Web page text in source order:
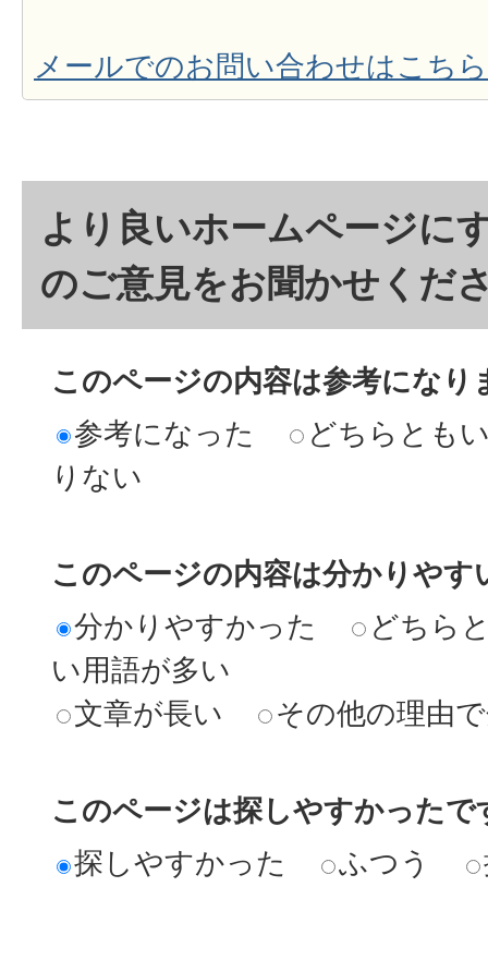
メールでのお問い合わせはこちら
より良いホームページに
のご意見をお聞かせくだ
このページの内容は参考になり
参考になった
どちらとも
りない
このページの内容は分かりやす
分かりやすかった
どちら
い用語が多い
文章が長い
その他の理由
このページは探しやすかったで
探しやすかった
ふつう